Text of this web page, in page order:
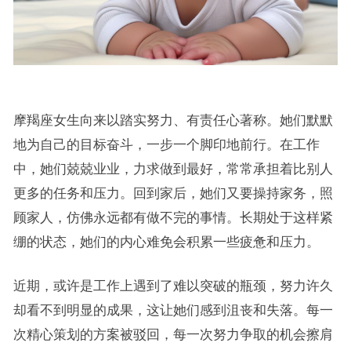
摩羯座女生向来以踏实努力、有责任心著称。她们默默
地为自己的目标奋斗，一步一个脚印地前行。在工作
中，她们兢兢业业，力求做到最好，常常承担着比别人
更多的任务和压力。回到家后，她们又要操持家务，照
顾家人，仿佛永远都有做不完的事情。长期处于这样紧
绷的状态，她们的内心难免会积累一些疲惫和压力。
近期，或许是工作上遇到了难以突破的瓶颈，努力许久
却看不到明显的成果，这让她们感到沮丧和失落。每一
次精心策划的方案被驳回，每一次努力争取的机会擦肩